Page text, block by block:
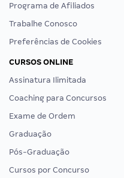
Programa de Afiliados
Trabalhe Conosco
Preferências de Cookies
CURSOS ONLINE
Assinatura Ilimitada
Coaching para Concursos
Exame de Ordem
Graduação
Pós-Graduação
Cursos por Concurso